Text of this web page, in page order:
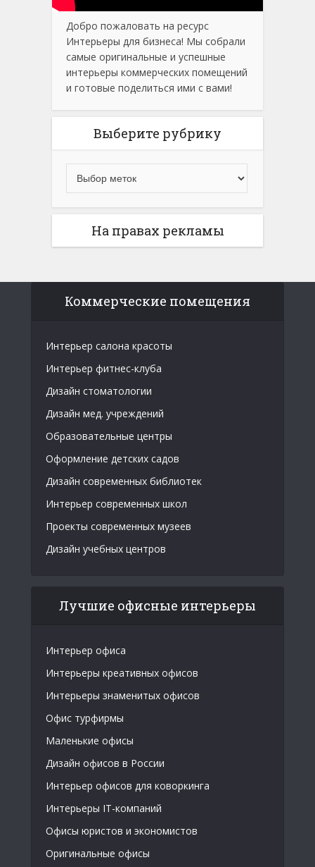
Добро пожаловать на ресурс
Интерьеры для бизнеса! Мы собрали
самые оригинальные и успешные
интерьеры коммерческих помещений
и готовые поделиться ими с вами!
Выберите рубрику
На правах рекламы
Коммерческие помещения
Интерьер салона красоты
Интерьер фитнес-клуба
Дизайн стоматологии
Дизайн мед. учреждений
Образовательные центры
Оформление детских садов
Дизайн современных библиотек
Интерьер современных школ
Проекты современных музеев
Дизайн учебных центров
Лучшие офисные интерьеры
Интерьер офиса
Интерьеры креативных офисов
Интерьеры знаменитых офисов
Офис турфирмы
Маленькие офисы
Дизайн офисов в России
Интерьер офисов для коворкинга
Интерьеры IT-компаний
Офисы юристов и экономистов
Оригинальные офисы